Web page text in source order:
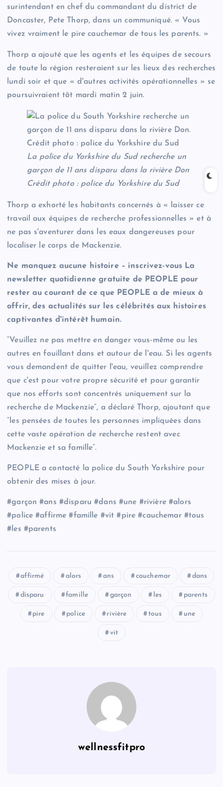
surintendant en chef du commandant du district de
Doncaster, Pete Thorp, dans un communiqué. « Vous
vivez vraiment le pire cauchemar de tous les parents. »
Thorp a ajouté que les agents et les équipes de secours
de toute la région resteraient sur les lieux des recherches
lundi soir et que « d'autres activités opérationnelles » se
poursuivraient tôt mardi matin 2 juin.
La police du Yorkshire du Sud recherche un
garçon de 11 ans disparu dans la rivière Don
Crédit photo : police du Yorkshire du Sud
Thorp a exhorté les habitants concernés à « laisser ce
travail aux équipes de recherche professionnelles » et à
ne pas s'aventurer dans les eaux dangereuses pour
localiser le corps de Mackenzie.
Ne manquez aucune histoire – inscrivez-vous La
newsletter quotidienne gratuite de PEOPLE pour
rester au courant de ce que PEOPLE a de mieux à
offrir, des actualités sur les célébrités aux histoires
captivantes d'intérêt humain.
“Veuillez ne pas mettre en danger vous-même ou les
autres en fouillant dans et autour de l'eau. Si les agents
vous demandent de quitter l'eau, veuillez comprendre
que c'est pour votre propre sécurité et pour garantir
que nos efforts sont concentrés uniquement sur la
recherche de Mackenzie”, a déclaré Thorp, ajoutant que
“les pensées de toutes les personnes impliquées dans
cette vaste opération de recherche restent avec
Mackenzie et sa famille”.
PEOPLE a contacté la police du South Yorkshire pour
obtenir des mises à jour.
#garçon #ans #disparu #dans #une #rivière #alors
#police #affirme #famille #vit #pire #cauchemar #tous
#les #parents
affirmé alors ans cauchemar dans
disparu famille garçon les parents
pire police rivière tous une
vit
wellnessfitpro